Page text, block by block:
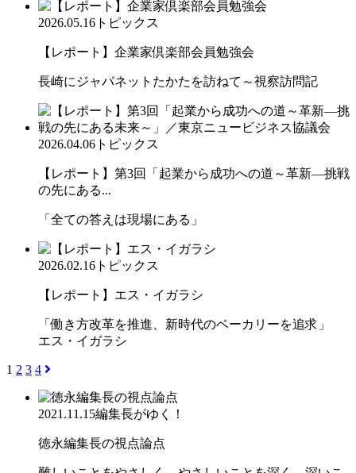
2026.05.16 トピックス
【レポート】企業家倶楽部会員勉強会
長崎にジャパネットたかたを訪ねて～視察訪問記
2026.04.06 トピックス
【レポート】第3回「起業から成功への道～革新―挑戦
の先にある...
「全ての答えは現場にある」
2026.02.16 トピックス
【レポート】エス・イガラシ
「働き方改革を推進、新時代のベーカリーを追求」
エス・イガラシ
1 2 3 4
2021.11.15編集長がゆく！
徳永編集長の視点論点